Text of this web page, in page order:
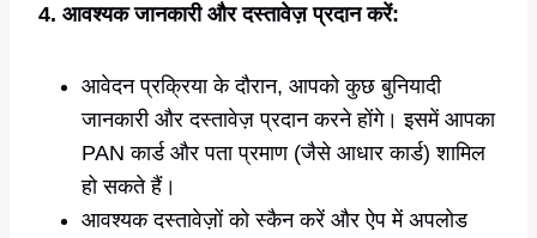
4. आवश्यक जानकारी और दस्तावेज़ प्रदान करें:
आवेदन प्रक्रिया के दौरान, आपको कुछ बुनियादी
जानकारी और दस्तावेज़ प्रदान करने होंगे। इसमें आपका
PAN कार्ड और पता प्रमाण (जैसे आधार कार्ड) शामिल
हो सकते हैं।
आवश्यक दस्तावेज़ों को स्कैन करें और ऐप में अपलोड